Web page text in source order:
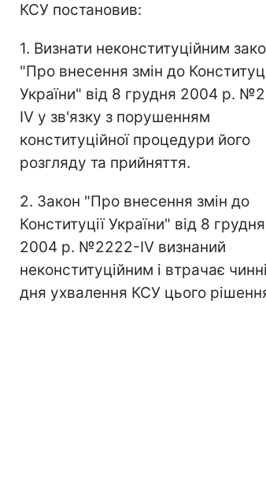
КСУ постановив:
1. Визнати неконституційним
"Про внесення змін до
України" від 8 грудня 2004 р.
IV у зв'язку з порушенням
конституційної процедури його
розгляду та прийняття.
2. Закон "Про внесення змін до
Конституції України" від 8 грудня
2004 р. №2222-IV визнаний
неконституційним і втрачає
дня ухвалення КСУ цього